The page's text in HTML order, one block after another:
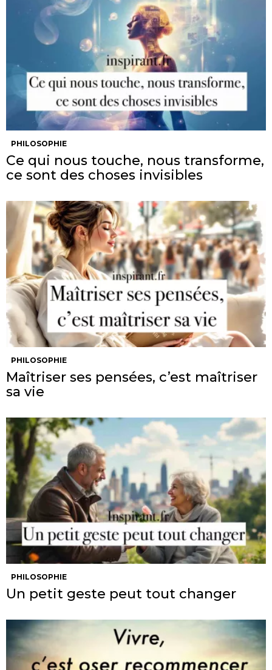
PHILOSOPHIE
Ce qui nous touche, nous transforme,
ce sont des choses invisibles
PHILOSOPHIE
Maîtriser ses pensées, c’est maîtriser
sa vie
PHILOSOPHIE
Un petit geste peut tout changer